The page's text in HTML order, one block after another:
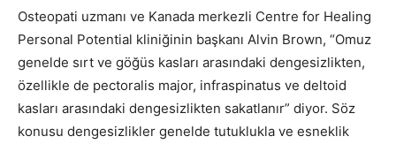
Osteopati uzmanı ve Kanada merkezli Centre for Healing
Personal Potential kliniğinin başkanı Alvin Brown, “Omuz
genelde sırt ve göğüs kasları arasındaki dengesizlikten,
özellikle de pectoralis major, infraspinatus ve deltoid
kasları arasındaki dengesizlikten sakatlanır” diyor. Söz
konusu dengesizlikler genelde tutuklukla ve esneklik